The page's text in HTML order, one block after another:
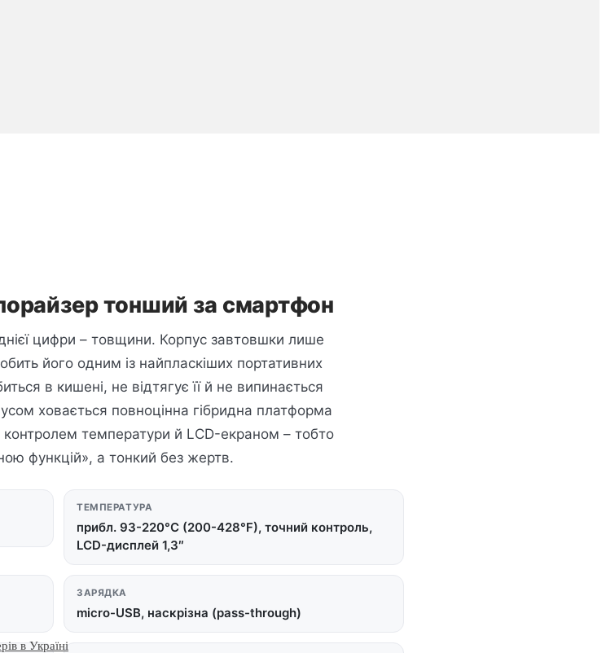
тонший за смартфон
цифри – товщини. Корпус завтовшки лише
його одним із найпласкіших портативних
в кишені, не відтягує її й не випинається
ховається повноцінна гібридна платформа
температури й LCD-екраном – тобто
функцій», а тонкий без жертв.
ТЕМПЕРАТУРА
прибл. 93-220°C (200-428°F), точний контроль,
LCD-дисплей 1,3″
ЗАРЯДКА
micro-USB, наскрізна (pass-through)